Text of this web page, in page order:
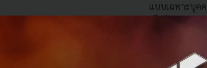
แบบเฉพาะบุคค
เทียร์, พาราก
ธุรกิจรีเทลรา
เปลี่ยนแปลงไ
ซึ่งรวมถึง M